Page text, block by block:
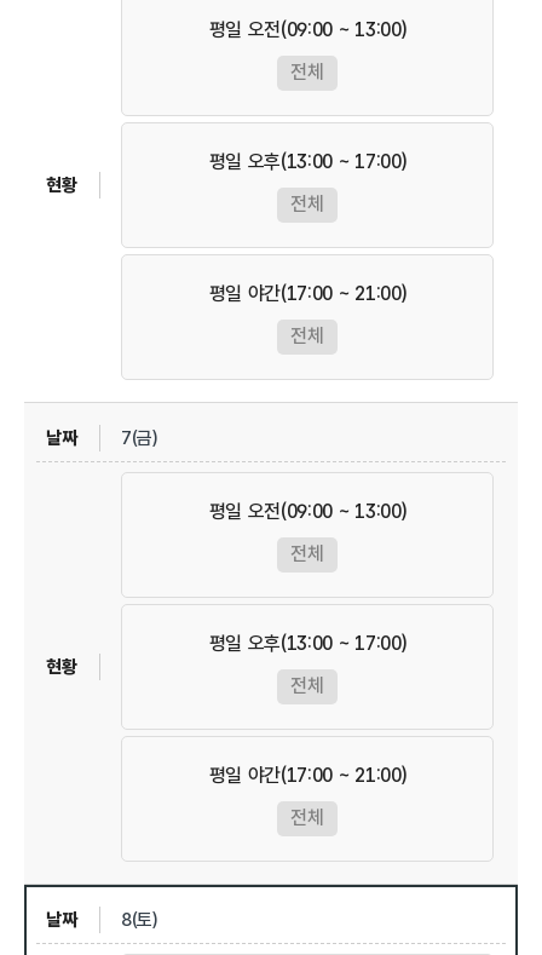
평일 오전(09:00 ~ 13:00)
전체
평일 오후(13:00 ~ 17:00)
전체
평일 야간(17:00 ~ 21:00)
전체
7(금)
평일 오전(09:00 ~ 13:00)
전체
평일 오후(13:00 ~ 17:00)
전체
평일 야간(17:00 ~ 21:00)
전체
8(토)